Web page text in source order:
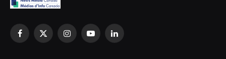
Facebook
X
InstagramYouTubeLinkedIn